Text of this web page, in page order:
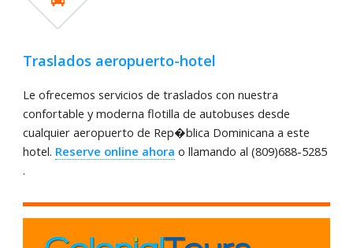
Traslados aeropuerto-hotel
Le ofrecemos servicios de traslados con nuestra
confortable y moderna flotilla de autobuses desde
cualquier aeropuerto de Rep�blica Dominicana a este
hotel. Reserve online ahora o llamando al (809)688-5285
.